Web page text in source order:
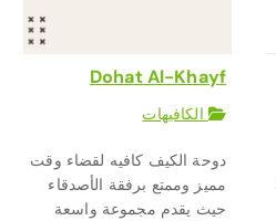
Dohat Al-Khayf
الكافيهات
دوحة الكيف كافيه لقضاء وقت
مميز وممتع برفقة الأصدقاء
حيث يقدم مجموعة واسعة